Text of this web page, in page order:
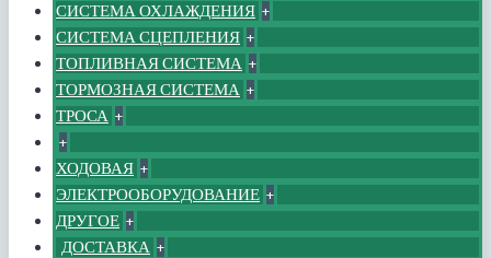
СИСТЕМА ОХЛАЖДЕНИЯ +
СИСТЕМА СЦЕПЛЕНИЯ +
ТОПЛИВНАЯ СИСТЕМА +
ТОРМОЗНАЯ СИСТЕМА +
ТРОСА +
+
ХОДОВАЯ +
ЭЛЕКТРООБОРУДОВАНИЕ +
ДРУГОЕ +
ДОСТАВКА +